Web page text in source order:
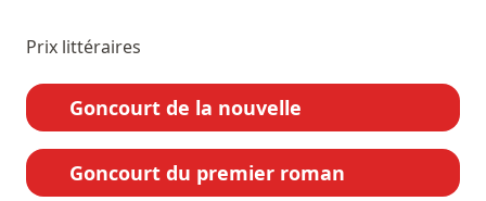
Prix littéraires
Goncourt de la nouvelle
Goncourt du premier roman